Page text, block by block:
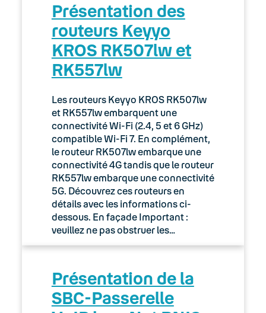
Présentation des
routeurs Keyyo
KROS RK507lw et
RK557lw
Les routeurs Keyyo KROS RK507lw
et RK557lw embarquent une
connectivité Wi-Fi (2.4, 5 et 6 GHz)
compatible Wi-Fi 7. En complément,
le routeur RK507lw embarque une
connectivité 4G tandis que le routeur
RK557lw embarque une connectivité
5G. Découvrez ces routeurs en
détails avec les informations ci-
dessous. En façade Important :
veuillez ne pas obstruer les…
Présentation de la
SBC-Passerelle